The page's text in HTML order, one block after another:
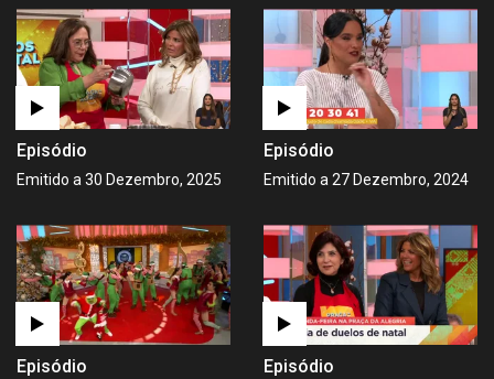
Episódio
Emitido a 30 Dezembro, 2025
Episódio
Emitido a 27 Dezembro, 2024
Episódio Episódio